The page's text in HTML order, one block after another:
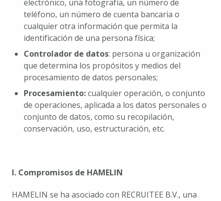
electrónico, una fotografía, un número de
teléfono, un número de cuenta bancaria o
cualquier otra información que permita la
identificación de una persona física;
Controlador de datos: persona u organización
que determina los propósitos y medios del
procesamiento de datos personales;
Procesamiento: cualquier operación, o conjunto
de operaciones, aplicada a los datos personales o
conjunto de datos, como su recopilación,
conservación, uso, estructuración, etc.
I. Compromisos de HAMELIN
HAMELIN se ha asociado con RECRUITEE B.V., una